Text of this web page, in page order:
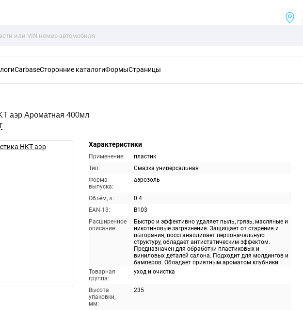
CarbaseСторонние каталогиФормыСтраницы
аэр Ароматная 400мл
Характеристики
Применение:
пластик
Тип:
Смазка универсальная
Форма
выпуска:
аэрозоль
Объём, л:
0.4
EAN-13:
B103
Расширенное
описание:
Быстро и эффективно удаляет пыль, грязь, масляные и
никотиновые загрязнения. Защищает от старения и
выгорания, восстанавливает первоначальную
структуру, обладает антистатическим эффектом.
Предназначен для обработки пластиковых и
виниловых деталей салона. Подходит для молдингов и
бамперов. Обладает приятным ароматом клубники.
Товарная
группа:
уход и очистка
Высота
упаковки,
мм:
235